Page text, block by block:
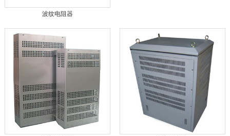
波纹电阻器